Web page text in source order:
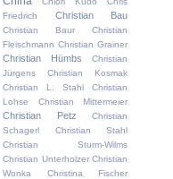
Friedrich
Christian Bau
Christian Baur
Christian
Fleischmann Christian Grainer
Christian Hümbs
Christian
Jürgens
Christian Kosmak
Christian L. Stahl
Christian
Lohse
Christian Mittermeier
Christian Petz
Christian
Schagerl
Christian Stahl
Christian Sturm-Wilms
Christian Unterholzer Christian
Wonka
Christina Fischer